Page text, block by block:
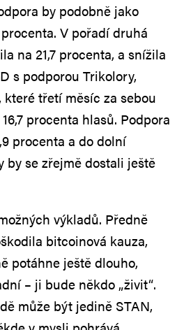
by podobně jako
V pořadí druhá
na 21,7 procenta, a snížila
s podporou Trikolory,
které třetí měsíc za sebou
procenta hlasů. Podpora
procenta a do dolní
by se zřejmě dostali ještě
výkladů. Předně
bitcoinová kauza,
potáhne ještě dlouho,
– ji bude někdo „živit“.
může být jedině STAN,